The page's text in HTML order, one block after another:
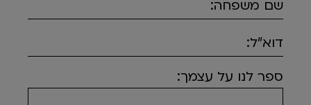
שם משפחה:
דוא"ל:
ספר לנו על עצמך: